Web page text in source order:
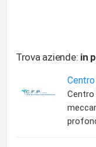
Trova aziende: in